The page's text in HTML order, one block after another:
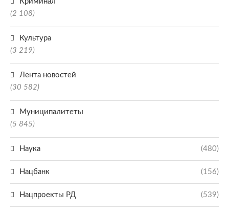
(2 108)
Культура
(3 219)
Лента новостей
(30 582)
Муниципалитеты
(5 845)
Наука (480)
Нацбанк (156)
Нацпроекты РД (539)